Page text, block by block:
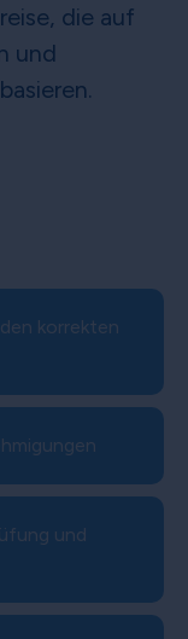
die auf
und
korrekten
und